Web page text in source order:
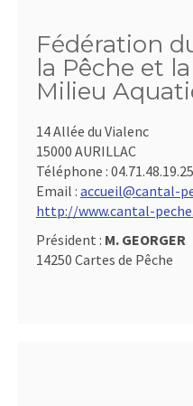
Fédération
la Pêche et
Milieu
14 Allée du Vialenc
15000 AURILLAC
Téléphone : 04.71.48.19.25
Email : accueil@cantal-
http://www.cantal-
Président : M. GEORGER
14250 Cartes de Pêche